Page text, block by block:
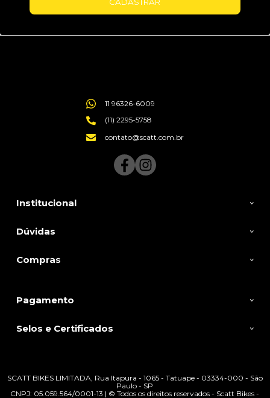
Institucional
Dúvidas
Compras
11 96326-6009
(11) 2295-5758
contato@scatt.com.br
Pagamento
Selos e Certificados
SCATT BIKES LIMITADA, Rua Itapura - 1065 - Tatuape - 03334-000 - São
Paulo - SP
CNPJ: 05.059.564/0001-13 | © Todos os direitos reservados - Scatt Bikes -